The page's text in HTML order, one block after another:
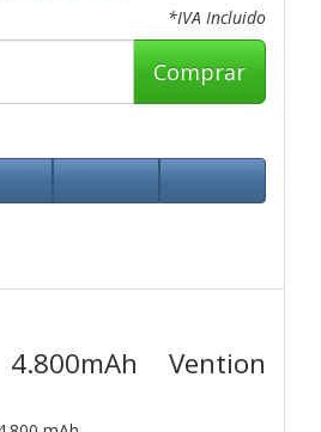
*IVA Incluido
Comprar
Vention